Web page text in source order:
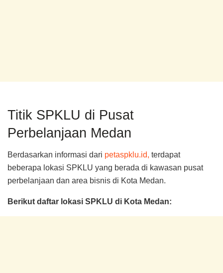
Titik SPKLU di Pusat
Perbelanjaan Medan
Berdasarkan informasi dari petaspklu.id, terdapat
beberapa lokasi SPKLU yang berada di kawasan pusat
perbelanjaan dan area bisnis di Kota Medan.
Berikut daftar lokasi SPKLU di Kota Medan: